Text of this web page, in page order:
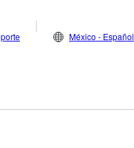
México - Español